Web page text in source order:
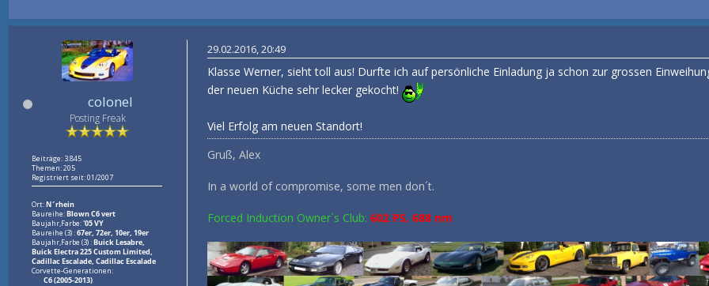
colonel
Posting Freak
Beiträge: 3.845
Themen: 205
Registriert seit: 01/2007
Ort:N´rhein
Baureihe:Blown C6 vert
Baujahr,Farbe:'05 VY
Baureihe (3) :67er, 72er, 10er, 19er
Baujahr,Farbe (3) :Buick Lesabre,
Buick Electra 225 Custom Limited,
Cadillac Escalade, Cadillac Escalade
Corvette-Generationen:
C6 (2005-2013)
29.02.2016, 20:49
Klasse Werner, sieht toll aus! Durfte ich auf persönliche Einladung ja schon zur grossen
der neuen Küche sehr lecker gekocht!
Viel Erfolg am neuen Standort!
Gruß, Alex
In a world of compromise, some men don´t.
Forced Induction Owner´s Club: 602 PS, 688 nm